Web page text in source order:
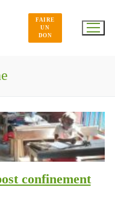
FAIRE
UN
DON
confinement